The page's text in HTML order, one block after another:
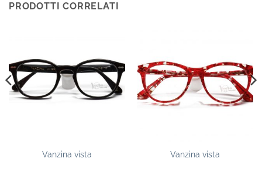
PRODOTTI CORRELATI
Vanzina vista Vanzina vista